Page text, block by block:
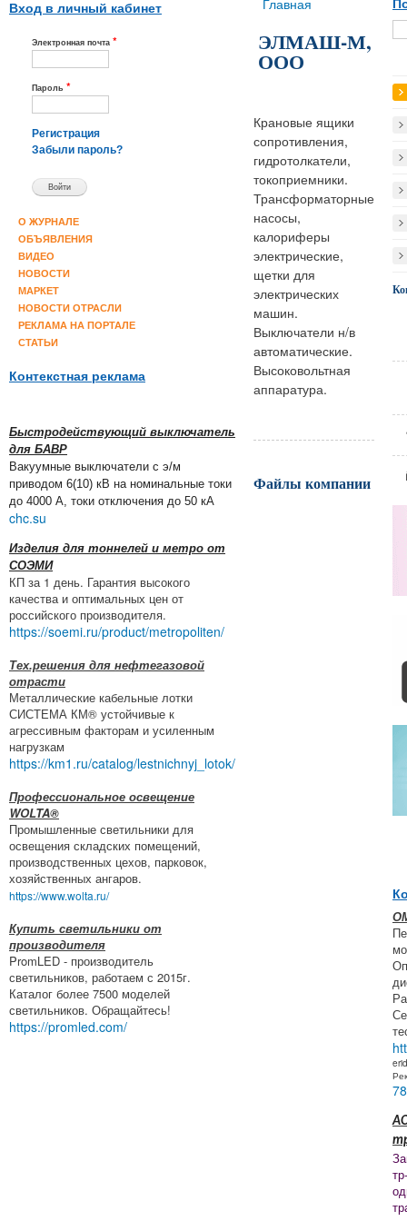
Вход в личный кабинет
Электронная почта *
Пароль *
Регистрация
Забыли пароль?
О ЖУРНАЛЕ
ОБЪЯВЛЕНИЯ
ВИДЕО
НОВОСТИ
МАРКЕТ
НОВОСТИ ОТРАСЛИ
РЕКЛАМА НА ПОРТАЛЕ
СТАТЬИ
Контекстная реклама
Быстродействующий выключатель
для БАВР
Вакуумные выключатели с э/м
приводом 6(10) кВ на номинальные токи
до 4000 А, токи отключения до 50 кА
chc.su
Изделия для тоннелей и метро от
СОЭМИ
КП за 1 день. Гарантия высокого
качества и оптимальных цен от
российского производителя.
https://soemi.ru/product/metropoliten/
Тех.решения для нефтегазовой
отрасти
Металлические кабельные лотки
СИСТЕМА КМ® устойчивые к
агрессивным факторам и усиленным
нагрузкам
https://km1.ru/catalog/lestnichnyj_lotok/
Профессиональное освещение
WOLTA®
Промышленные светильники для
освещения складских помещений,
производственных цехов, парковок,
хозяйственных ангаров.
https://www.wolta.ru/
Купить светильники от
производителя
PromLED - производитель
светильников, работаем с 2015г.
Каталог более 7500 моделей
светильников. Обращайтесь!
https://promled.com/
Вы здесь
Главная
ЭЛМАШ-М,
ООО
Крановые ящики
сопротивления,
гидротолкатели,
токоприемники.
Трансформаторные
насосы,
калориферы
электрические,
щетки для
электрических
машин.
Выключатели н/в
автоматические.
Высоковольтная
аппаратура.
Файлы компании